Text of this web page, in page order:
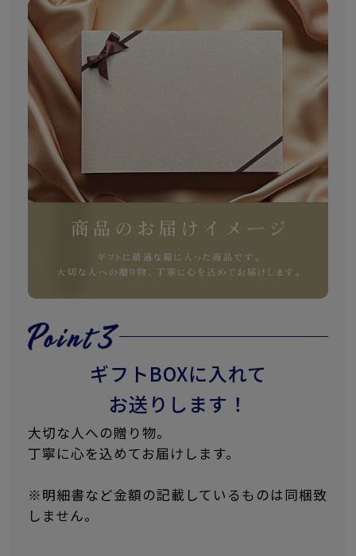
ギフトBOXに入れて
お送りします！
大切な人への贈り物。
丁寧に心を込めてお届けします。
※明細書など金額の記載しているものは同梱致
しません。